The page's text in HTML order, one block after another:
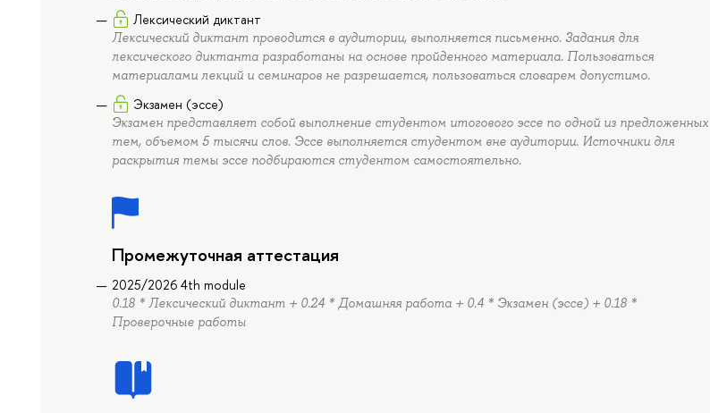
Лексический диктант
Лексический диктант проводится в аудитории, выполняется письменно. Задания для
лексического диктанта разработаны на основе пройденного материала. Пользоваться
материалами лекций и семинаров не разрешается, пользоваться словарем допустимо.
Экзамен (эссе)
Экзамен представляет собой выполнение студентом итогового эссе по одной из предложенных
тем, объемом 5 тысячи слов. Эссе выполняется студентом вне аудитории. Источники для
раскрытия темы эссе подбираются студентом самостоятельно.
Промежуточная аттестация
2025/2026 4th module
0.18 * Лексический диктант + 0.24 * Домашняя работа + 0.4 * Экзамен (эссе) + 0.18 *
Проверочные работы